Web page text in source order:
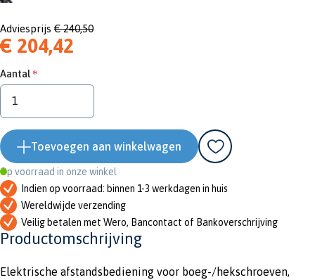
Adviesprijs € 240,50
€ 204,42
Aantal
Toevoegen aan winkelwagen
Op voorraad in onze winkel
Indien op voorraad: binnen 1-3 werkdagen in huis
Wereldwijde verzending
Veilig betalen met Wero, Bancontact of Bankoverschrijving
Productomschrijving
Elektrische afstandsbediening voor boeg-/hekschroeven,